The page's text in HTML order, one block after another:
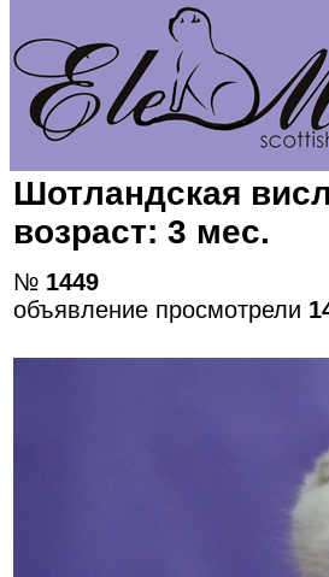
Шотландская
возраст: 3 мес.
№ 1449
объявление просмотрели